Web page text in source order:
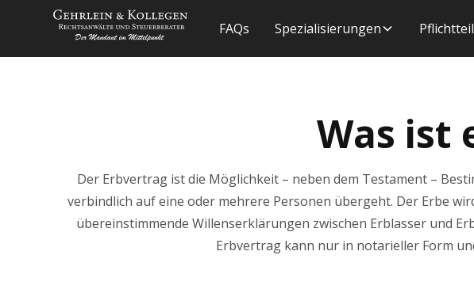
FAQs Spezialisierungen
Was ist
Der Erbvertrag ist die Möglichkeit – neben dem Testament –
verbindlich auf eine oder mehrere Personen übergeht. Der Erbe
übereinstimmende Willenserklärungen zwischen Erblasser und
Erbvertrag kann nur in notarieller Form